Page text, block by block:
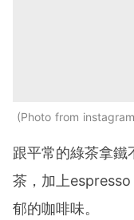
Photo from instagram
跟平常的綠茶拿鐵
茶，加上
郁的咖啡味。